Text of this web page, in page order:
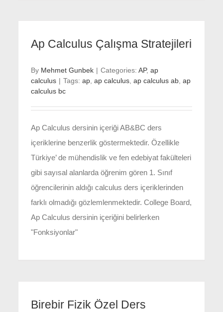
Ap Calculus Çalışma Stratejileri
By Mehmet Gunbek | Categories: AP, ap
calculus | Tags: ap, ap calculus, ap calculus ab, ap
calculus bc
Ap Calculus dersinin içeriği AB&BC ders
içeriklerine benzerlik göstermektedir. Özellikle
Türkiye’ de mühendislik ve fen edebiyat fakülteleri
gibi sayısal alanlarda öğrenim gören 1. Sınıf
öğrencilerinin aldığı calculus ders içeriklerinden
farklı olmadığı gözlemlenmektedir. College Board,
Ap Calculus dersinin içeriğini belirlerken
"Fonksiyonlar"
Birebir Fizik Özel Ders